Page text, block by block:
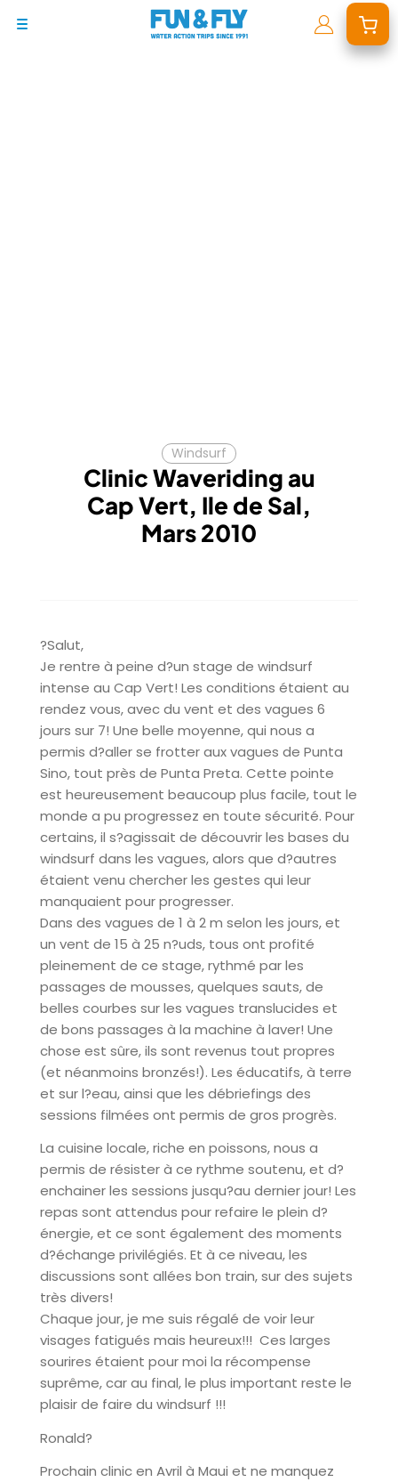
Windsurf
Clinic Waveriding au
Cap Vert, Ile de Sal,
Mars 2010
?Salut,
Je rentre à peine d?un stage de windsurf
intense au Cap Vert! Les conditions étaient au
rendez vous, avec du vent et des vagues 6
jours sur 7! Une belle moyenne, qui nous a
permis d?aller se frotter aux vagues de Punta
Sino, tout près de Punta Preta. Cette pointe
est heureusement beaucoup plus facile, tout le
monde a pu progressez en toute sécurité. Pour
certains, il s?agissait de découvrir les bases du
windsurf dans les vagues, alors que d?autres
étaient venu chercher les gestes qui leur
manquaient pour progresser.
Dans des vagues de 1 à 2 m selon les jours, et
un vent de 15 à 25 n?uds, tous ont profité
pleinement de ce stage, rythmé par les
passages de mousses, quelques sauts, de
belles courbes sur les vagues translucides et
de bons passages à la machine à laver! Une
chose est sûre, ils sont revenus tout propres
(et néanmoins bronzés!). Les éducatifs, à terre
et sur l?eau, ainsi que les débriefings des
sessions filmées ont permis de gros progrès.
La cuisine locale, riche en poissons, nous a
permis de résister à ce rythme soutenu, et d?
enchainer les sessions jusqu?au dernier jour! Les
repas sont attendus pour refaire le plein d?
énergie, et ce sont également des moments
d?échange privilégiés. Et à ce niveau, les
discussions sont allées bon train, sur des sujets
très divers!
Chaque jour, je me suis régalé de voir leur
visages fatigués mais heureux!!! Ces larges
sourires étaient pour moi la récompense
suprême, car au final, le plus important reste le
plaisir de faire du windsurf !!!
Ronald?
Prochain clinic en Avril à Maui et ne manquez